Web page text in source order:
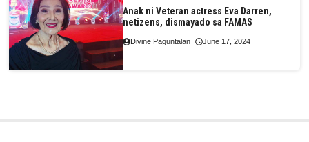
Anak ni Veteran actress Eva Darren,
netizens, dismayado sa FAMAS
Divine Paguntalan June 17, 2024